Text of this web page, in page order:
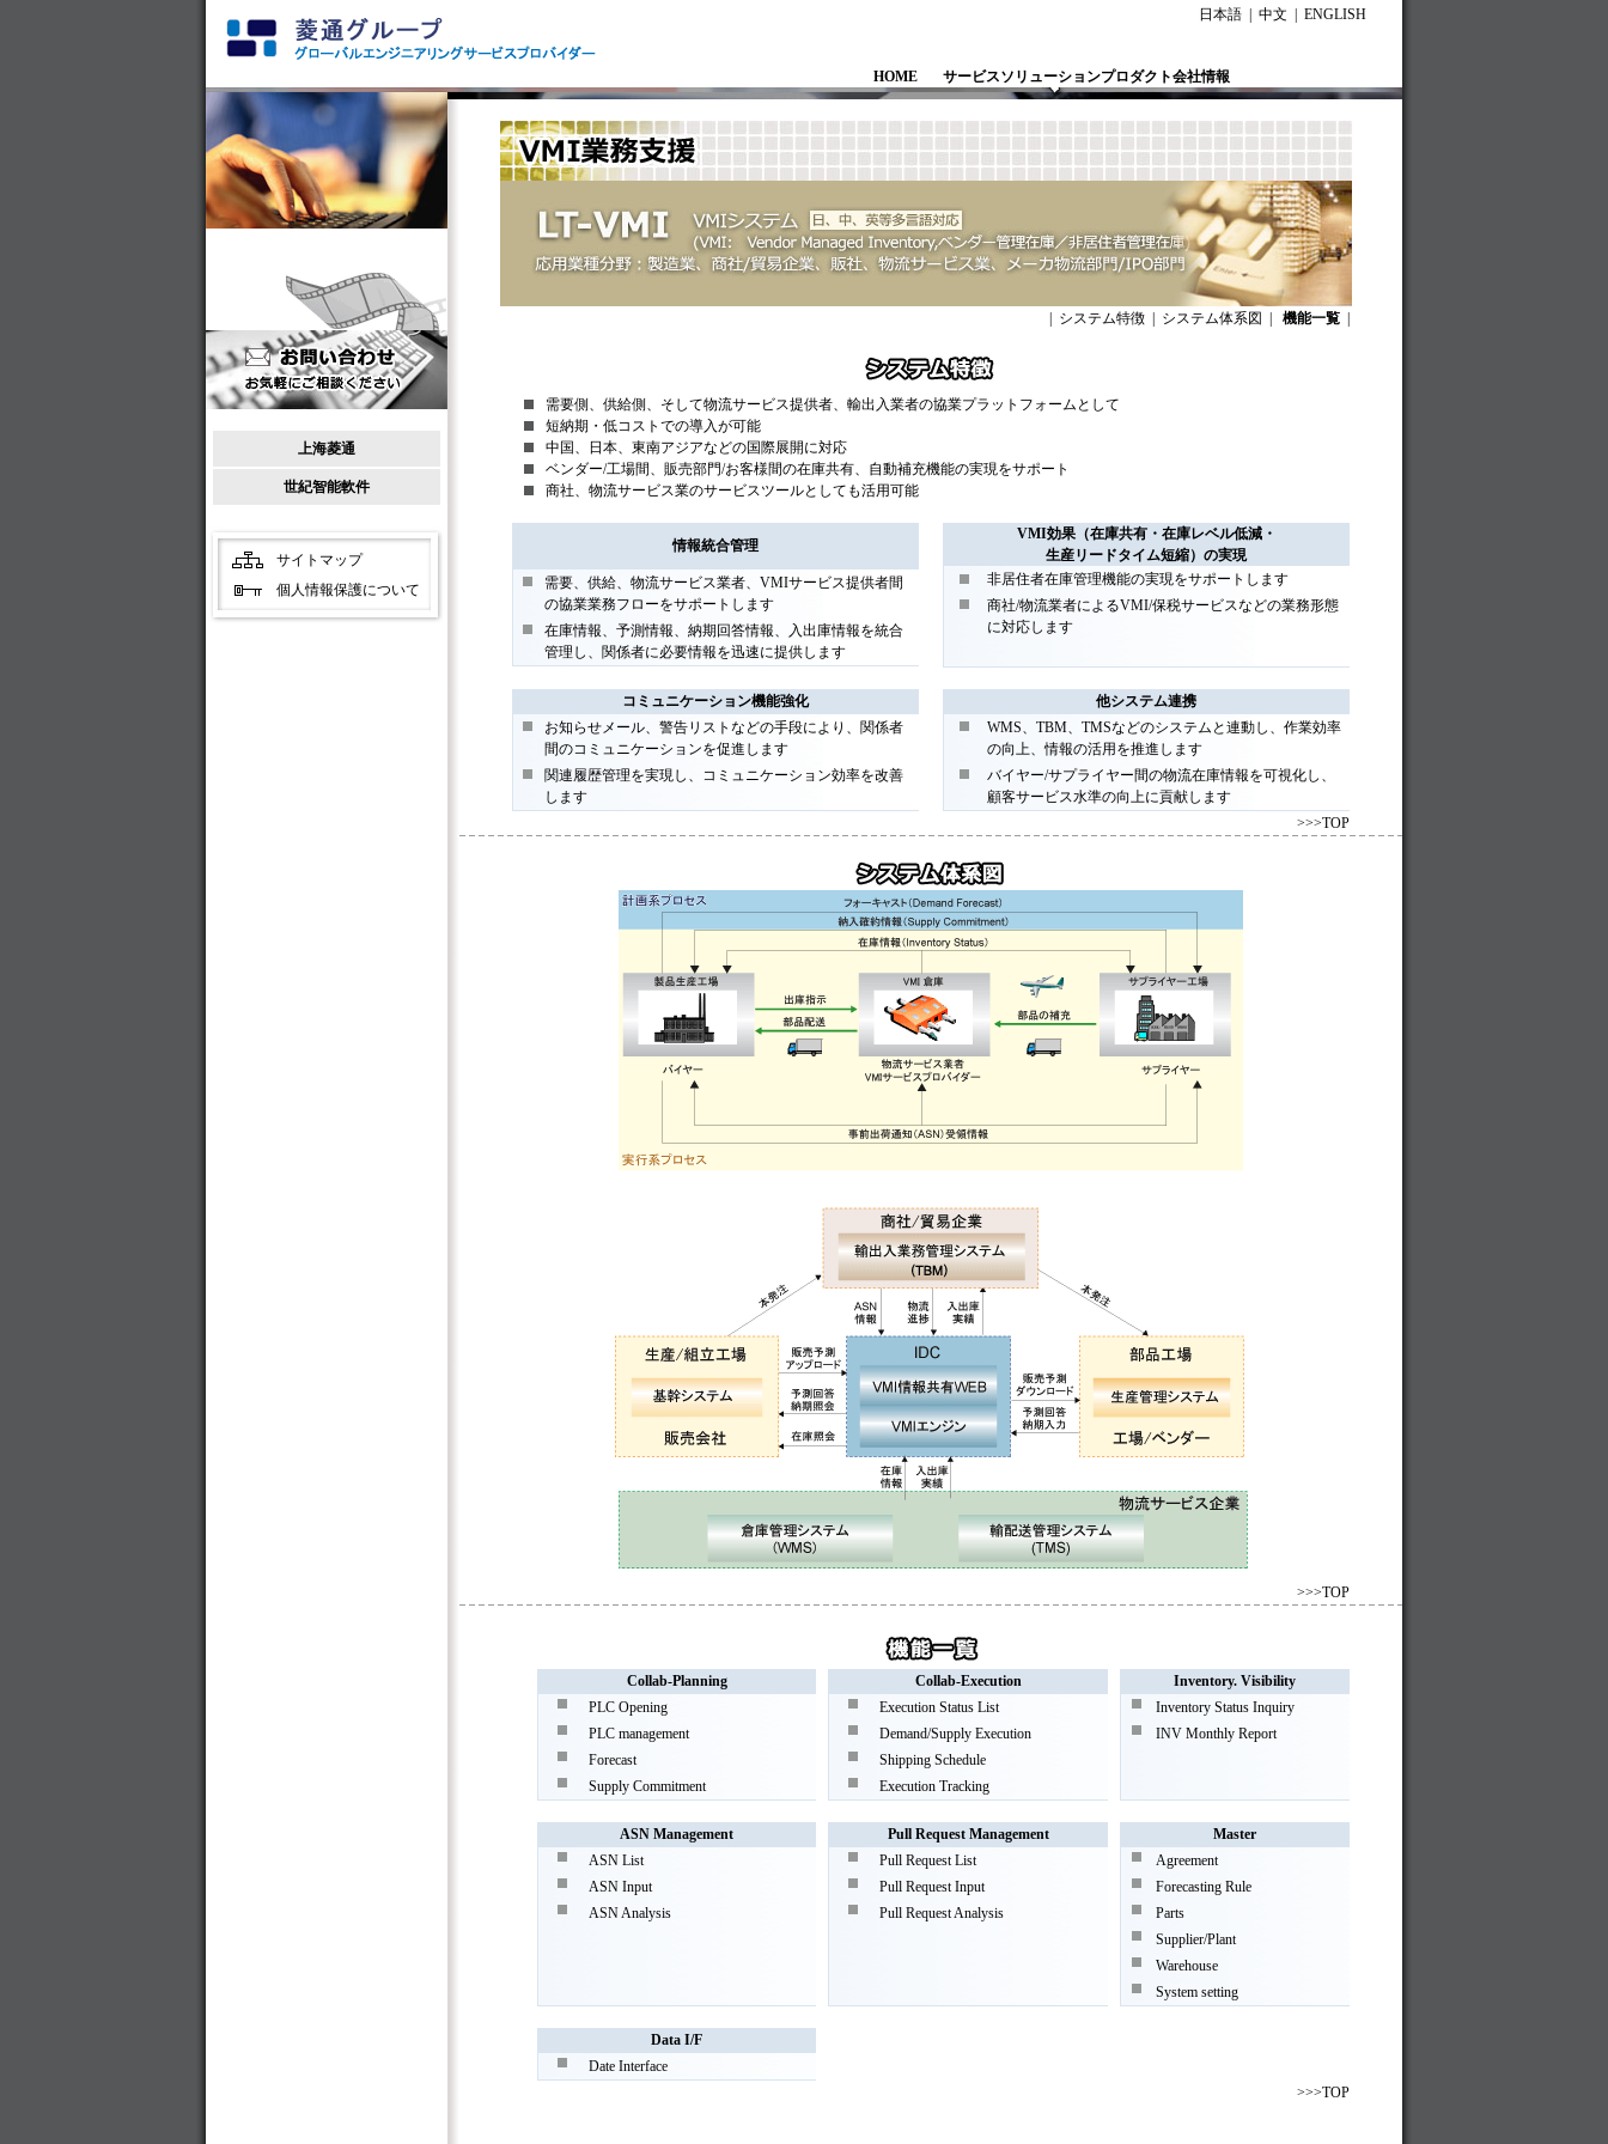
日本語 | 中文 | ENGLISH
HOME サービスソリューションプロダクト会社情報
上海菱通
世紀智能軟件
サイトマップ
個人情報保護について
システム特徴 システム体系図 機能一覧
需要側、供給側、そして物流サービス提供者、輸出入業者の協業プラットフォームとして
短納期・低コストでの導入が可能
中国、日本、東南アジアなどの国際展開に対応
ベンダー/工場間、販売部門/お客様間の在庫共有、自動補充機能の実現をサポート
商社、物流サービス業のサービスツールとしても活用可能
情報統合管理
需要、供給、物流サービス業者、VMIサービス提供者間
の協業業務フローをサポートします
在庫情報、予測情報、納期回答情報、入出庫情報を統合
管理し、関係者に必要情報を迅速に提供します
VMI効果（在庫共有・在庫レベル低減・
生産リードタイム短縮）の実現
非居住者在庫管理機能の実現をサポートします
商社/物流業者によるVMI/保税サービスなどの業務形態
に対応します
コミュニケーション機能強化
お知らせメール、警告リストなどの手段により、関係者
間のコミュニケーションを促進します
関連履歴管理を実現し、コミュニケーション効率を改善
します
他システム連携
WMS、TBM、TMSなどのシステムと連動し、作業効率
の向上、情報の活用を推進します
バイヤー/サプライヤー間の物流在庫情報を可視化し、
顧客サービス水準の向上に貢献します
>>>TOP
>>>TOP
Collab-Planning
PLC Opening
PLC management
Forecast
Supply Commitment
Collab-Execution
Execution Status List
Demand/Supply Execution
Shipping Schedule
Execution Tracking
Inventory. Visibility
Inventory Status Inquiry
INV Monthly Report
ASN Management
ASN List
ASN Input
ASN Analysis
Pull Request Management
Pull Request List
Pull Request Input
Pull Request Analysis
Master
Agreement
Forecasting Rule
Parts
Supplier/Plant
Warehouse
System setting
Data I/F
Date Interface
>>>TOP